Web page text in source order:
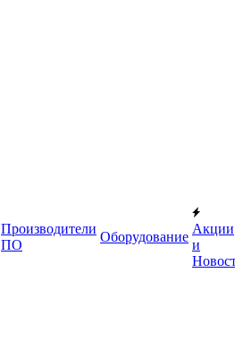
Производители
ПО
Оборудование
Акции
и